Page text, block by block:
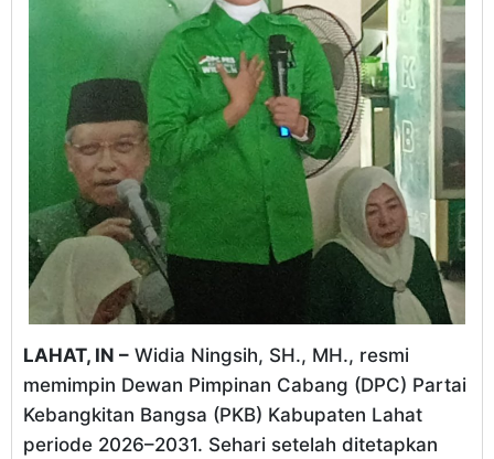
LAHAT, IN – Widia Ningsih, SH., MH., resmi
memimpin Dewan Pimpinan Cabang (DPC) Partai
Kebangkitan Bangsa (PKB) Kabupaten Lahat
periode 2026–2031. Sehari setelah ditetapkan